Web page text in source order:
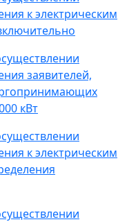
к электрическим
заявителей,
кВт
к электрическим